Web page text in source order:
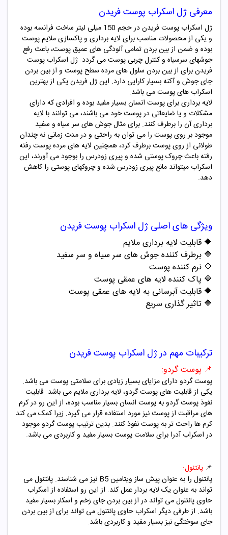
معرفی ژل اسکراب پوست فریدن
ژل اسکراب پوست فریدن در حجم 150 میلی لیتر ساخت فرانسه بوده
و یکی از محصولات مناسب برای لایه برداری و پاکسازی ملایم پوست
بوده و ضمن از بین بردن تمامی آلودگی های عمیق پوست، باعث رفع
جوشهای سرسیاه و کنترل چربی پوست می گردد. ژل اسکراب پوست
فریدن برای از بین بردن سلول های مرده سطح پوست و از بین بردن
جای جوش و آکنه بسیار کارایی دارد. این ژل فریدن یکی از بهترین
اسکراب های پوست می باشد.
لایه برداری برای پوست انسان بسیار مفید بوده و افرادی که دارای
مشکلات و یا ضایعاتی در پوست خود می باشند، می توانند با لایه
برداری آن را برطرف کنند. برای مثال جوش های سر سیاه و سفید
موجود بر روی پوست را می توان به راحتی و در مدت زمانی نه چندان
طولانی از روی پوست برطرف کرد، همچنین لایه های مرده پوست رفته
رفته باعث چروک پوستی شده و پیری زودرس را بوجود می آورند، این
اسکراب میتواند مانع پیری زودرس شده و چروکهای پوستی را کاهش
دهد.
ویژگی های اصلی ژل اسکراب پوست فریدن
🔷 قابلیت لایه برداری ملایم
🔷 برطرف کننده جوش های سر سیاه و سر سفید
🔷 نرم کننده پوست
🔷 پاک کننده لایه های عمقی پوست
🔷 قابلیت آبرسانی به لایه های عمقی پوست
🔷 تاثیر گذاری سریع
ترکیبات مهم درژل اسکراب پوست فریدن
📌 پوست گردو:
پوست گردو دارای مزایای بسیار زیادی برای سلامتی پوست می باشد.
یکی از قابلیت های پوست گردو، لایه برداری ملایم می باشد. قابلیت
نفوذ پوست گردو به پوست انسان بسیار مناسب بوده، از این رو در کرم
های مراقبت از پوست نیز مورد استفاده قرار می گیرد. زیرا کمک می کند
کرم ها راحت تر به پوست نفوذ کنند. بدین ترتیب پوست گردو موجود
در اسکراب آدرا برای سلامت پوست بسیار مفید و کاربردی می باشد.
📌 پانتنول:
پانتنول را به عنوان پیش ساز ویتامین B5 نیز می شناسند. پانتنول می
تواند به عنوان یک لایه بردار عمل کند. از این رو استفاده از اسکراب
حاوی پانتنول می تواند در از بین بردن جای زخم و اسکار بسیار مفید
باشد. از طرفی دیگر اسکراب حاوی پانتنول می تواند برای از بین بردن
جای سوختگی نیز بسیار مفید و کاربردی باشد.